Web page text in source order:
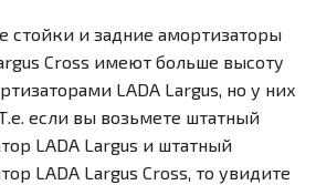
стойки и задние амортизаторы
Cross имеют больше высоту
LADA Largus, но у них
если вы возьмете штатный
LADA Largus и штатный
LADA Largus Cross, то увидите